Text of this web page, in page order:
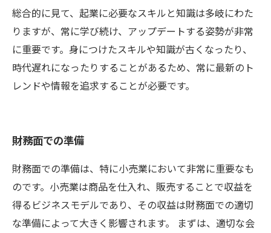
総合的に見て、起業に必要なスキルと知識は多岐にわた
りますが、常に学び続け、アップデートする姿勢が非常
に重要です。身につけたスキルや知識が古くなったり、
時代遅れになったりすることがあるため、常に最新のト
レンドや情報を追求することが必要です。
財務面での準備
財務面での準備は、特に小売業において非常に重要なも
のです。小売業は商品を仕入れ、販売することで収益を
得るビジネスモデルであり、その収益は財務面での適切
な準備によって大きく影響されます。 まずは、適切な会